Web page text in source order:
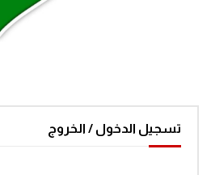
تسجيل الدخول / الخروج